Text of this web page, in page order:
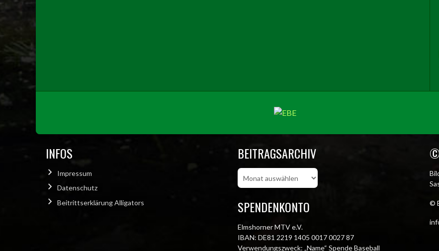
INFOS
Impressum
Datenschutz
Beitrittserklärung Alligators
BEITRAGSARCHIV
Beitragsarchiv
SPENDENKONTO
Elmshorner MTV e.V.
IBAN: DE81 2219 1405 0017 0027 87
Verwendungszweck: „Name“ Spende Baseball
©
©